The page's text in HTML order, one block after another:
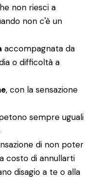
non riesci a
non c'è un
accompagnata da
o difficoltà a
, con la sensazione
sempre uguali
di non poter
costo di annullarti
disagio a te o alla